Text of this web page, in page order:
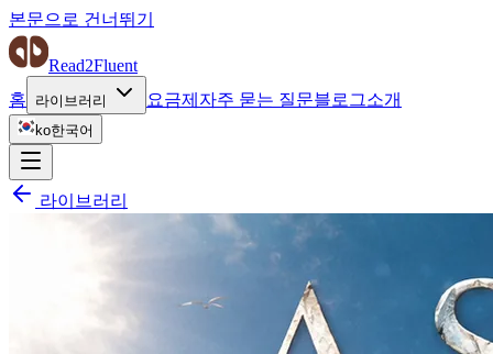
본문으로 건너뛰기
Read2Fluent
홈
라이브러리 요금제 자주 묻는 질문블로그소개
ko한국어
라이브러리